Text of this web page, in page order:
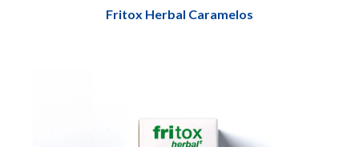
Fritox Herbal Caramelos